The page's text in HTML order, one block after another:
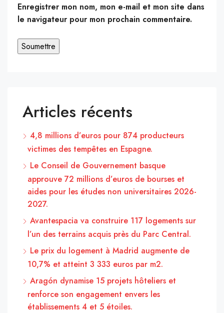
Enregistrer mon nom, mon e-mail et mon site dans
le navigateur pour mon prochain commentaire.
Articles récents
4,8 millions d’euros pour 874 producteurs
victimes des tempêtes en Espagne.
Le Conseil de Gouvernement basque
approuve 72 millions d’euros de bourses et
aides pour les études non universitaires 2026-
2027.
Avantespacia va construire 117 logements sur
l’un des terrains acquis près du Parc Central.
Le prix du logement à Madrid augmente de
10,7% et atteint 3 333 euros par m2.
Aragón dynamise 15 projets hôteliers et
renforce son engagement envers les
établissements 4 et 5 étoiles.